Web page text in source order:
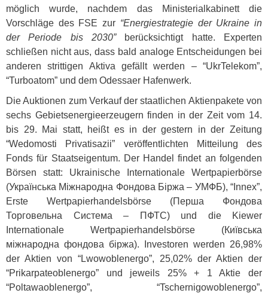
möglich wurde, nachdem das Ministerialkabinett die
Vorschläge des FSE zur “Energiestrategie der Ukraine in
der Periode bis 2030”berücksichtigt hatte. Experten
schließen nicht aus, dass bald analoge Entscheidungen bei
anderen strittigen Aktiva gefällt werden – “UkrTelekom”,
“Turboatom” und dem Odessaer Hafenwerk.
Die Auktionen zum Verkauf der staatlichen Aktienpakete von
sechs Gebietsenergieerzeugern finden in der Zeit vom 14.
bis 29. Mai statt, heißt es in der gestern in der Zeitung
“Wedomosti Privatisazii” veröffentlichten Mitteilung des
Fonds für Staatseigentum. Der Handel findet an folgenden
Börsen statt: Ukrainische Internationale Wertpapierbörse
(Українська Міжнародна Фондова Біржа – УМФБ), “Innex”,
Erste Wertpapierhandelsbörse (Перша Фондова
Торговельна Система – ПФТС) und die Kiewer
Internationale Wertpapierhandelsbörse (Київська
міжнародна фондова біржа). Investoren werden 26,98%
der Aktien von “Lwowoblenergo”, 25,02% der Aktien der
“Prikarpateoblenergo” und jeweils 25% + 1 Aktie der
“Poltawaoblenergo”, “Tschernigowoblenergo”,